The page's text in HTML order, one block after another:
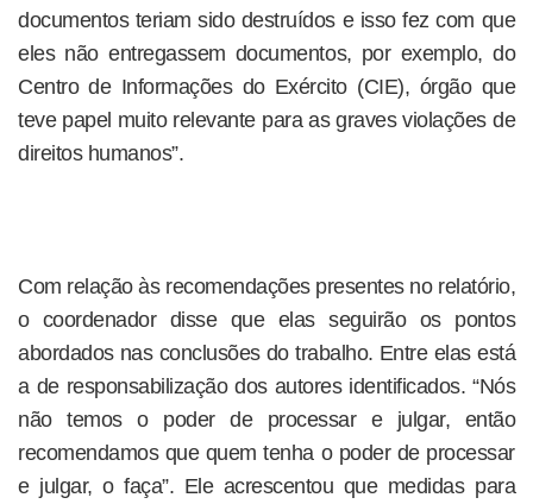
documentos teriam sido destruídos e isso fez com que
eles não entregassem documentos, por exemplo, do
Centro de Informações do Exército (CIE), órgão que
teve papel muito relevante para as graves violações de
direitos humanos”.
Com relação às recomendações presentes no relatório,
o coordenador disse que elas seguirão os pontos
abordados nas conclusões do trabalho. Entre elas está
a de responsabilização dos autores identificados. “Nós
não temos o poder de processar e julgar, então
recomendamos que quem tenha o poder de processar
e julgar, o faça”. Ele acrescentou que medidas para